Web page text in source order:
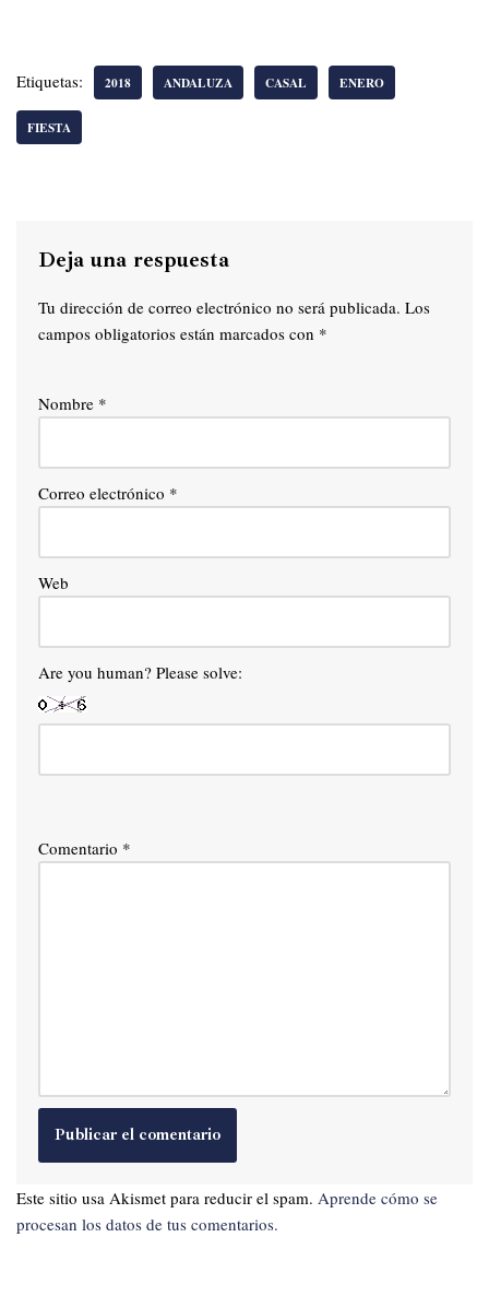
Etiquetas: 2018 ANDALUZA CASAL ENERO
FIESTA
Deja una respuesta
Tu dirección de correo electrónico no será publicada. Los
campos obligatorios están marcados con *
Nombre *
Correo electrónico *
Web
Are you human? Please solve:
Comentario *
Este sitio usa Akismet para reducir el spam. Aprende cómo se
procesan los datos de tus comentarios.